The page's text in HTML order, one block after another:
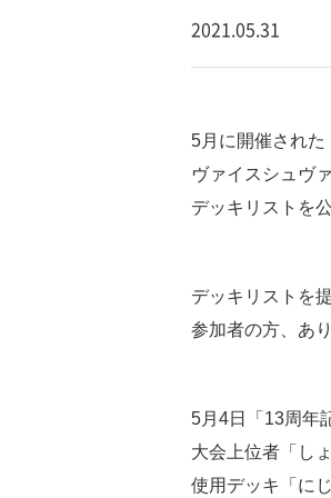
2021.05.31
5月に開催された
ヴァイスシュヴ
デッキリストを
デッキリストを
参加者の方、あ
5月4日「13周年
大会上位者「し
使用デッキ「に